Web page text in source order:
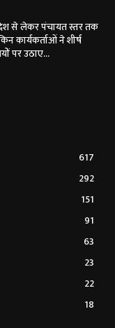
से लेकर पंचायत स्तर तक
कार्यकर्ताओं ने शीर्ष
पर उठाए...
617
292
151
91
63
23
22
18